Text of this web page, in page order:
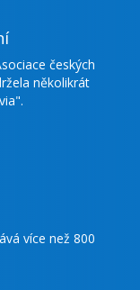
českých
několikrát
více než 800